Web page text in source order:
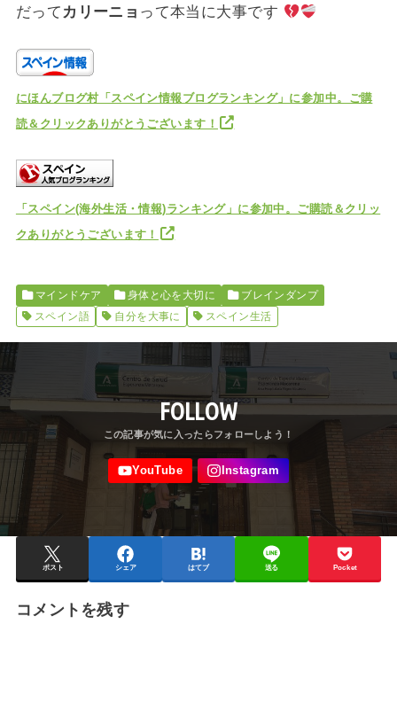
だって カリーニョ って本当に大事です
にほんブログ村「スペイン情報ブログランキング」に参加中。ご購
読＆クリックありがとうございます！
「スペイン(海外生活・情報)ランキング」に参加中。ご購読＆クリッ
クありがとうございます！
マインドケア 身体と心を大切に
ブレインダンプ
スペイン語
自分を大事に スペイン生活
FOLLOW
ポスト シェア はてブ 送る Pocket
コメントを残す